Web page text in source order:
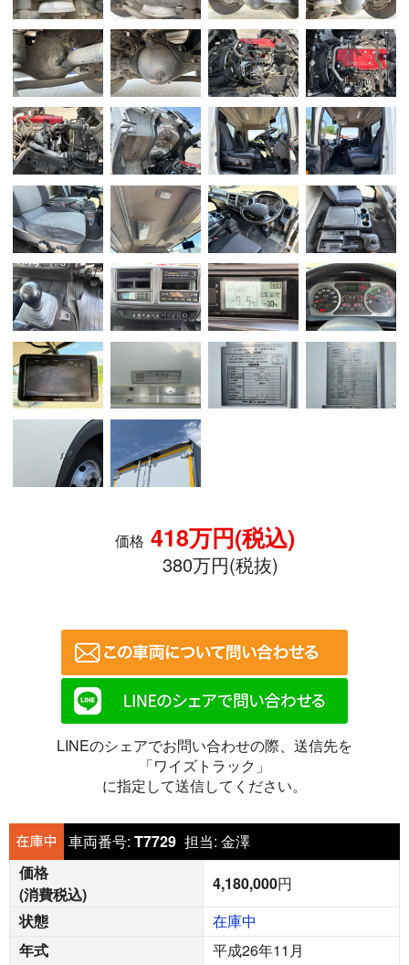
価格 418万円(税込)
380万円(税抜)
LINEのシェアでお問い合わせの際、送信先を
「ワイズトラック」
に指定して送信してください。
車両番号: T7729 担当: 金澤
価格
(消費税込)
4,180,000円
状態
在庫中
年式
平成26年11月